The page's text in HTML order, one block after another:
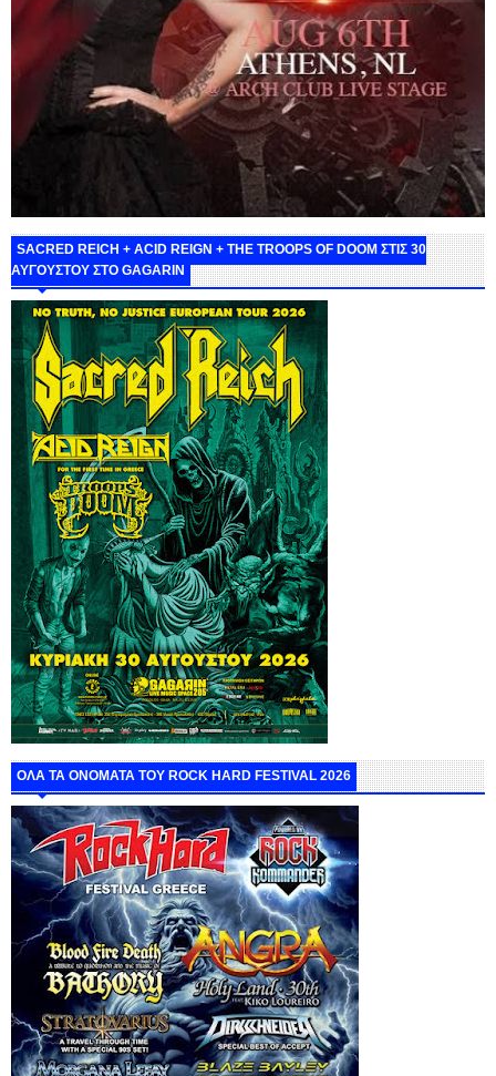
SACRED REICH + ACID REIGN + THE TROOPS OF DOOM ΣΤΙΣ 30
ΑΥΓΟΥΣΤΟΥ ΣΤΟ GAGARIN
ΟΛΑ ΤΑ ΟΝΟΜΑΤΑ ΤΟΥ ROCK HARD FESTIVAL 2026